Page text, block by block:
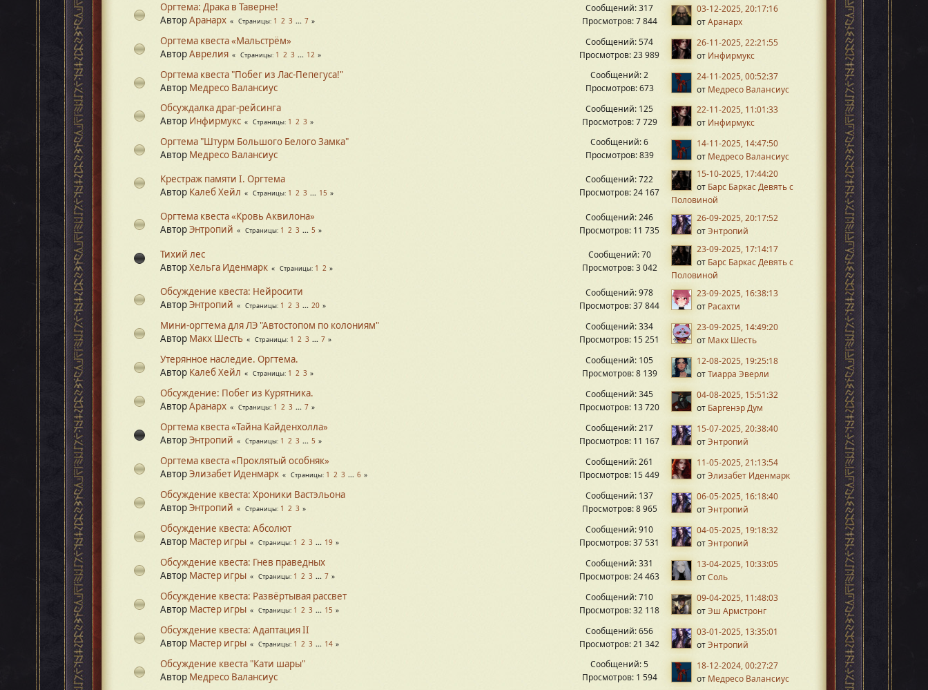
Оргтема: Драка в Таверне!
АвторАранарх Страницы 1 2 3 ... 7
Сообщений: 317
Просмотров: 7 844
03-12-2025, 20:17:16
отАранарх
Оргтема квеста «Мальстрём»
АвторАврелия Страницы 1 2 3 ... 12
Сообщений: 574
Просмотров: 23 989
26-11-2025, 22:21:55
от Инфирмукс
Оргтема квеста "Побег из Лас-Пепегуса!"
Автор Медресо Валансиус
Сообщений: 2
Просмотров: 673
24-11-2025, 00:52:37
от Медресо Валансиус
Обсуждалка драг-рейсинга
Автор Инфирмукс Страницы 1 2 3
Сообщений: 125
Просмотров: 7 729
22-11-2025, 11:01:33
от Инфирмукс
Оргтема "Штурм Большого Белого Замка"
Автор Медресо Валансиус
Сообщений: 6
Просмотров: 839
14-11-2025, 14:47:50
от Медресо Валансиус
Крестраж памяти I. Оргтема
Автор Калеб Хейл Страницы 1 2 3 ... 15
Сообщений: 722
Просмотров: 24 167
15-10-2025, 17:44:20
от Барс Баркас Девять с
Половиной
Оргтема квеста «Кровь Аквилона»
АвторЭнтропий Страницы 1 2 3 ... 5
Сообщений: 246
Просмотров: 11 735
26-09-2025, 20:17:52
отЭнтропий
Тихий лес
АвторХельга Иденмарк Страницы 1 2
Сообщений: 70
Просмотров: 3 042
23-09-2025, 17:14:17
от Барс Баркас Девять с
Половиной
Обсуждение квеста: Нейросити
АвторЭнтропий Страницы 1 2 3 ... 20
Сообщений: 978
Просмотров: 37 844
23-09-2025, 16:38:13
от Расахти
Мини-оргтема для ЛЭ "Автостопом по колониям"
Автор Макх Шесть Страницы 1 2 3 ... 7
Сообщений: 334
Просмотров: 15 251
23-09-2025, 14:49:20
от Макх Шесть
Утерянное наследие. Оргтема.
Автор Калеб Хейл Страницы 1 2 3
Сообщений: 105
Просмотров: 8 139
12-08-2025, 19:25:18
отТиарра Эверли
Обсуждение: Побег из Курятника.
АвторАранарх Страницы 1 2 3 ... 7
Сообщений: 345
Просмотров: 13 720
04-08-2025, 15:51:32
от Баргенэр Дум
Оргтема квеста «Тайна Кайденхолла»
АвторЭнтропий Страницы 1 2 3 ... 5
Сообщений: 217
Просмотров: 11 167
15-07-2025, 20:38:40
отЭнтропий
Оргтема квеста «Проклятый особняк»
АвторЭлизабет Иденмарк Страницы 1 2 3 ... 6
Сообщений: 261
Просмотров: 15 449
11-05-2025, 21:13:54
отЭлизабет Иденмарк
Обсуждение квеста: Хроники Вастэльона
АвторЭнтропий Страницы 1 2 3
Сообщений: 137
Просмотров: 8 965
06-05-2025, 16:18:40
отЭнтропий
Обсуждение квеста: Абсолют
Автор Мастер игры Страницы 1 2 3 ... 19
Сообщений: 910
Просмотров: 37 531
04-05-2025, 19:18:32
отЭнтропий
Обсуждение квеста: Гнев праведных
Автор Мастер игры Страницы 1 2 3 ... 7
Сообщений: 331
Просмотров: 24 463
13-04-2025, 10:33:05
отСоль
Обсуждение квеста: Развёртывая рассвет
Автор Мастер игры Страницы 1 2 3 ... 15
Сообщений: 710
Просмотров: 32 118
09-04-2025, 11:48:03
отЭш Армстронг
Обсуждение квеста: Адаптация II
Автор Мастер игры Страницы 1 2 3 ... 14
Сообщений: 656
Просмотров: 21 342
03-01-2025, 13:35:01
отЭнтропий
Обсуждение квеста "Кати шары"
Автор Медресо Валансиус
Сообщений: 5
Просмотров: 1 594
18-12-2024, 00:27:27
от Медресо Валансиус